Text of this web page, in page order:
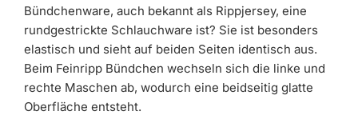
Bündchenware, auch bekannt als Rippjersey, eine
rundgestrickte Schlauchware ist? Sie ist besonders
elastisch und sieht auf beiden Seiten identisch aus.
Beim Feinripp Bündchen wechseln sich die linke und
rechte Maschen ab, wodurch eine beidseitig glatte
Oberfläche entsteht.